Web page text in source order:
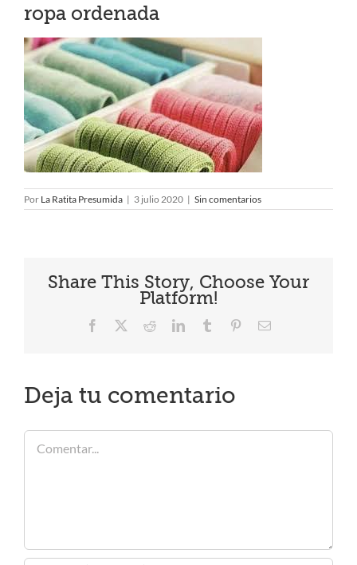
ropa ordenada
Por La Ratita Presumida | 3 julio 2020 | Sin comentarios
Share This Story, Choose Your
Platform!
Facebook RedditLinkedInTumblr PinterestCorreo
Deja tu comentario
Comentar